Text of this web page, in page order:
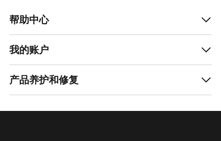
帮助中心
我的账户
产品养护和修复